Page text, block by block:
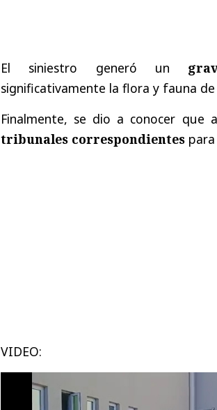
El siniestro generó un
significativamente la flora y fauna de
Finalmente, se dio a conocer que
tribunales correspondientes
VIDEO: